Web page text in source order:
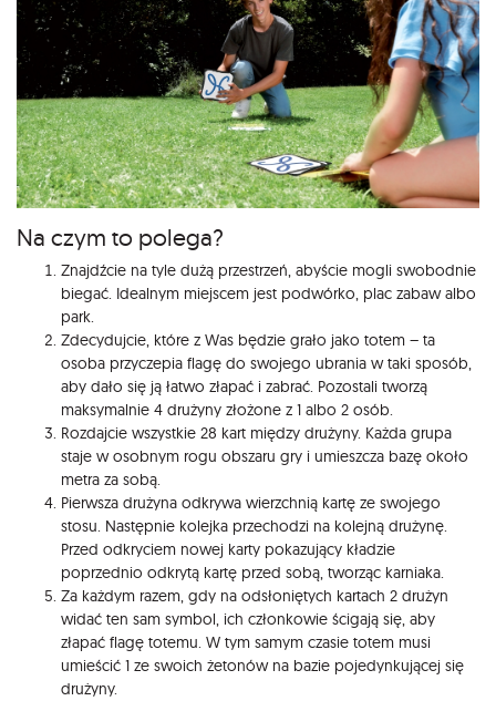
Na czym to polega?
Znajdźcie na tyle dużą przestrzeń, abyście mogli swobodnie
biegać. Idealnym miejscem jest podwórko, plac zabaw albo
park.
Zdecydujcie, które z Was będzie grało jako totem – ta
osoba przyczepia flagę do swojego ubrania w taki sposób,
aby dało się ją łatwo złapać i zabrać. Pozostali tworzą
maksymalnie 4 drużyny złożone z 1 albo 2 osób.
Rozdajcie wszystkie 28 kart między drużyny. Każda grupa
staje w osobnym rogu obszaru gry i umieszcza bazę około
metra za sobą.
Pierwsza drużyna odkrywa wierzchnią kartę ze swojego
stosu. Następnie kolejka przechodzi na kolejną drużynę.
Przed odkryciem nowej karty pokazujący kładzie
poprzednio odkrytą kartę przed sobą, tworząc karniaka.
Za każdym razem, gdy na odsłoniętych kartach 2 drużyn
widać ten sam symbol, ich członkowie ścigają się, aby
złapać flagę totemu. W tym samym czasie totem musi
umieścić 1 ze swoich żetonów na bazie pojedynkującej się
drużyny.